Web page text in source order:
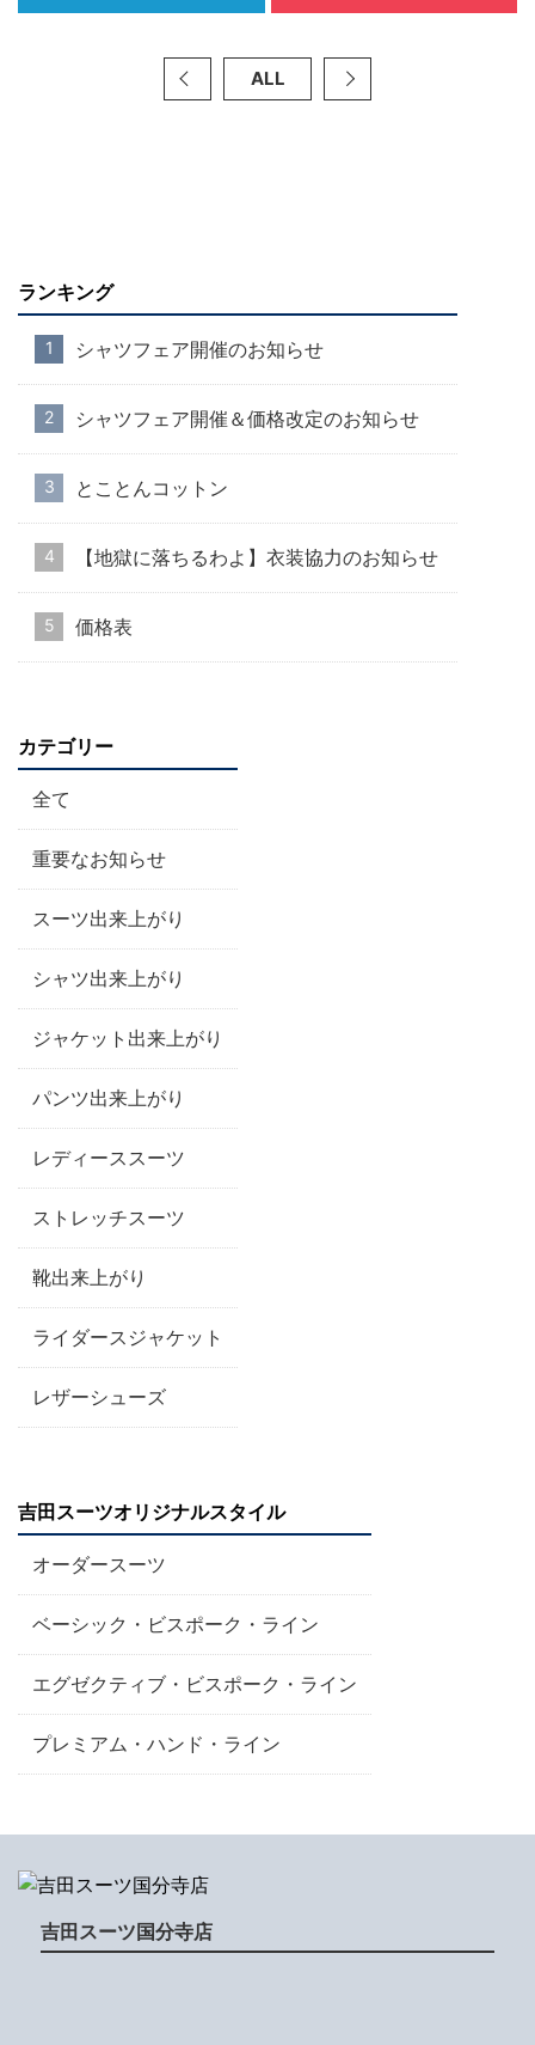
ALL
ランキング
シャツフェア開催のお知らせ
シャツフェア開催＆価格改定のお知らせ
とことんコットン
【地獄に落ちるわよ】衣装協力のお知らせ
価格表
カテゴリー
全て
重要なお知らせ
スーツ出来上がり
シャツ出来上がり
ジャケット出来上がり
パンツ出来上がり
レディーススーツ
ストレッチスーツ
靴出来上がり
ライダースジャケット
レザーシューズ
吉田スーツオリジナルスタイル
オーダースーツ
ベーシック・ビスポーク・ライン
エグゼクティブ・ビスポーク・ライン
プレミアム・ハンド・ライン
吉田スーツ国分寺店